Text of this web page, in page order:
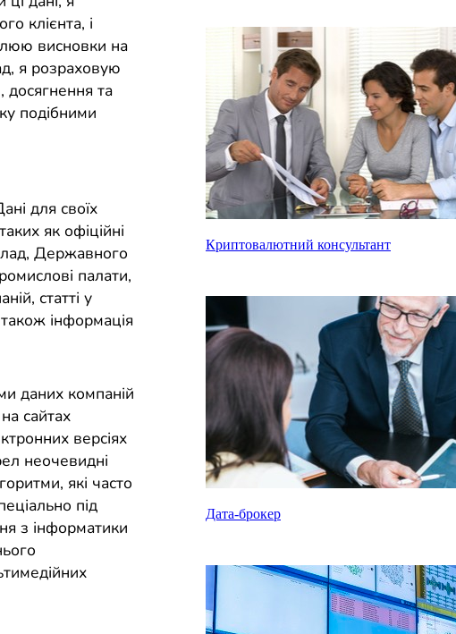
клієнта, і
висновки на
я розраховую
досягнення та
подібними
для своїх
як офіційні
Державного
палати,
статті у
інформація
даних компаній
сайтах
версіях
неочевидні
які часто
під
з інформатики
Криптовалютний консультант
Дата-брокер